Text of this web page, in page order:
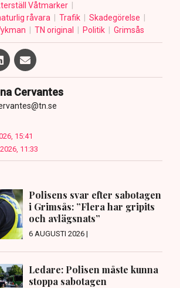
Våtmarker
råvara
Trafik
Skadegörelse
TN original Politik Grimsås
Cervantes
15:41
11:33
Polisens svar efter sabotagen
i Grimsås: ”Flera har gripits
och avlägsnats”
6 AUGUSTI 2026 |
Ledare: Polisen måste kunna
stoppa sabotagen